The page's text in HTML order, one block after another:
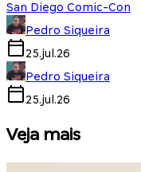
San Diego Comic-Con
Pedro Siqueira
25.jul.26
Pedro Siqueira
25.jul.26
Veja mais